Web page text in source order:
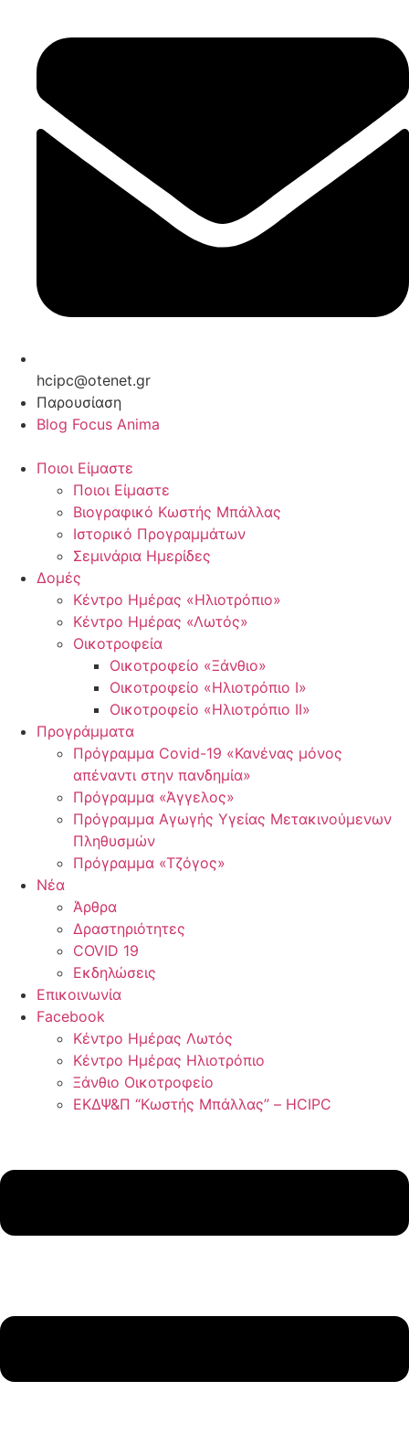
hcipc@otenet.gr
Παρουσίαση
Blog Focus Anima
Ποιοι Είμαστε
Ποιοι Είμαστε
Βιογραφικό Κωστής Μπάλλας
Ιστορικό Προγραμμάτων
Σεμινάρια Ημερίδες
Δομές
Κέντρο Ημέρας «Ηλιοτρόπιο»
Κέντρο Ημέρας «Λωτός»
Οικοτροφεία
Οικοτροφείο «Ξάνθιο»
Οικοτροφείο «Ηλιοτρόπιο Ι»
Οικοτροφείο «Ηλιοτρόπιο ΙΙ»
Προγράμματα
Πρόγραμμα Covid-19 «Κανένας μόνος
απέναντι στην πανδημία»
Πρόγραμμα «Άγγελος»
Πρόγραμμα Αγωγής Υγείας Μετακινούμενων
Πληθυσμών
Πρόγραμμα «Τζόγος»
Νέα
Άρθρα
Δραστηριότητες
COVID 19
Εκδηλώσεις
Επικοινωνία
Facebook
Κέντρο Ημέρας Λωτός
Κέντρο Ημέρας Ηλιοτρόπιο
Ξάνθιο Οικοτροφείο
ΕΚΔΨ&Π “Κωστής Μπάλλας” – HCIPC